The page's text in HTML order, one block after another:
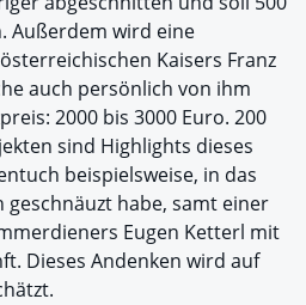
Außerdem wird eine
Kaisers Franz
auch persönlich von ihm
2000 bis 3000 Euro. 200
sind Highlights dieses
beispielsweise, in das
geschnäuzt habe, samt einer
Eugen Ketterl mit
Dieses Andenken wird auf